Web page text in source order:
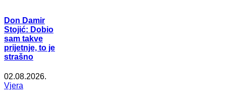
Don Damir
Stojić: Dobio
sam takve
prijetnje, to je
strašno
02.08.2026.
Vjera